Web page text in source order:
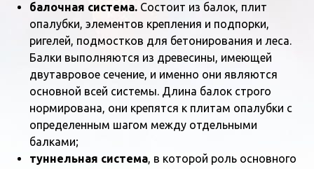
балочная система. Состоит из балок, плит
опалубки, элементов крепления и подпорки,
ригелей, подмостков для бетонирования и леса.
Балки выполняются из древесины, имеющей
двутавровое сечение, и именно они являются
основной всей системы. Длина балок строго
нормирована, они крепятся к плитам опалубки с
определенным шагом между отдельными
балками;
туннельная система, в которой роль основного